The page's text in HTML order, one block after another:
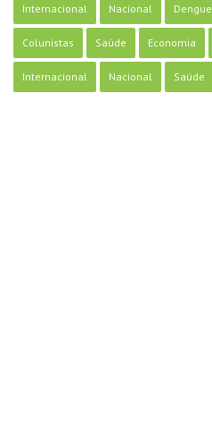
Internacional Nacional Dengue
Colunistas Saúde Economia
Internacional Nacional Saúde